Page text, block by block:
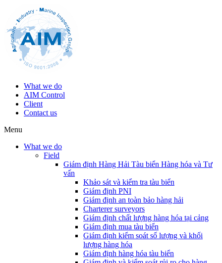
What we do
AIM Control
Client
Contact us
Menu
What we do
Field
Giám định Hàng Hải Tàu biển Hàng hóa và Tư
vấn
Khảo sát và kiểm tra tàu biển
Giám định PNI
Giám định an toàn bảo hàng hải
Charterer surveyors
Giám định chất lượng hàng hóa tại cảng
​Giám định mua tàu biển
Giám định kiểm soát số lượng và khối
lượng hàng hóa
Giám định hàng hóa tàu biển